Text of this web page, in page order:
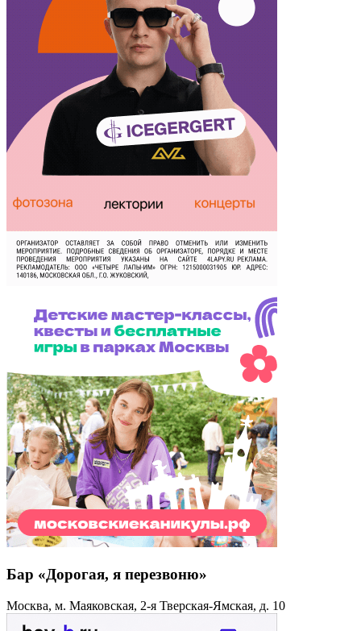
Бар «Дорогая, я перезвоню»
Москва, м. Маяковская, 2-я Тверская-Ямская, д. 10